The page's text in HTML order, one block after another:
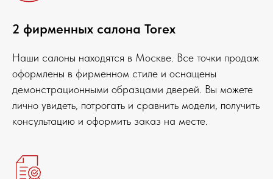
2 фирменных салона Torex
Наши салоны находятся в Москве. Все точки продаж
оформлены в фирменном стиле и оснащены
демонстрационными образцами дверей. Вы можете
лично увидеть, потрогать и сравнить модели, получить
консультацию и оформить заказ на месте.